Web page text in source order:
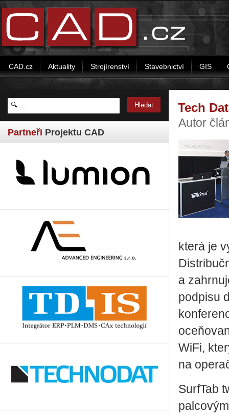
CAD.cz Aktuality Strojírenství Stavebnictví GIS
Partneři Projektu CAD
Tech
Autor
která je
a
podpisu
WiFi,
na
SurfTab